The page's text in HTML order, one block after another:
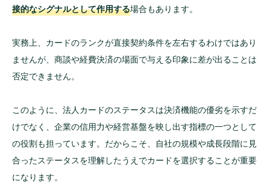
ポイント還元率が高い
ホスピタリティサービスが豊富
ステータスが高い法人カードの注意点
審査が厳しい
ハイステータスの法人カードを持つ方法
接的なシグナルとして作用する場合もあります。
実務上、カードのランクが直接契約条件を左右するわけではあり
ませんが、商談や経費決済の場面で与える印象に差が出ることは
否定できません。
このように、法人カードのステータスは決済機能の優劣を示すだ
けでなく、企業の信用力や経営基盤を映し出す指標の一つとして
の役割も担っています。だからこそ、自社の規模や成長段階に見
合ったステータスを理解したうえでカードを選択することが重要
になります。